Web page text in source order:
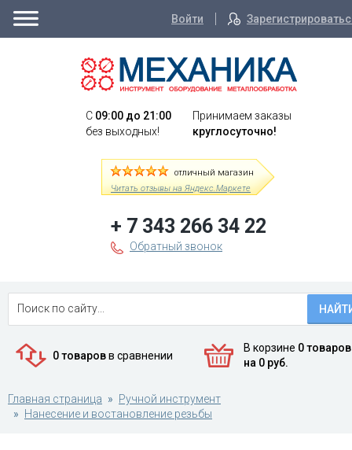
Войти
C 09:00 до 21:00
без выходных!
Принимаем заказы
круглосуточно!
отличный магазин
Читать отзывы на Яндекс.Маркете
+ 7 343 266 34 22
Обратный звонок
0 товаровв сравнении
В корзине 0 товаров
на 0 руб.
Главная страница
Ручной инструмент
Нанесение и востановление резьбы